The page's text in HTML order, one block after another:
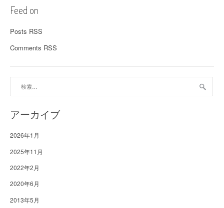
Feed on
Posts RSS
Comments RSS
アーカイブ
2026年1月
2025年11月
2022年2月
2020年6月
2013年5月